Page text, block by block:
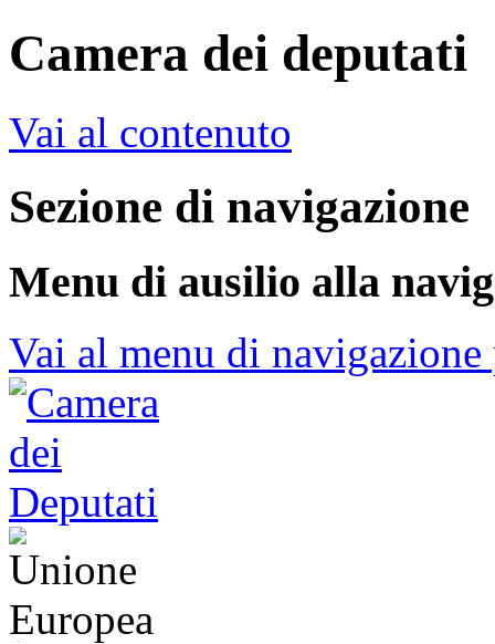
Camera dei deputati
Vai al contenuto
Sezione di navigazione
Menu di ausilio alla
Vai al menu di